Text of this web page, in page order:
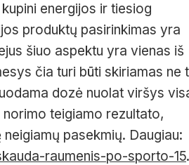
energijos ir tiesiog
produktų pasirinkimas yra
šiuo aspektu yra vienas iš
čia turi būti skiriamas ne
dozė nuolat viršys
teigiamo rezultato,
pasekmių. Daugiau:
raumenis-po-sporto-15.